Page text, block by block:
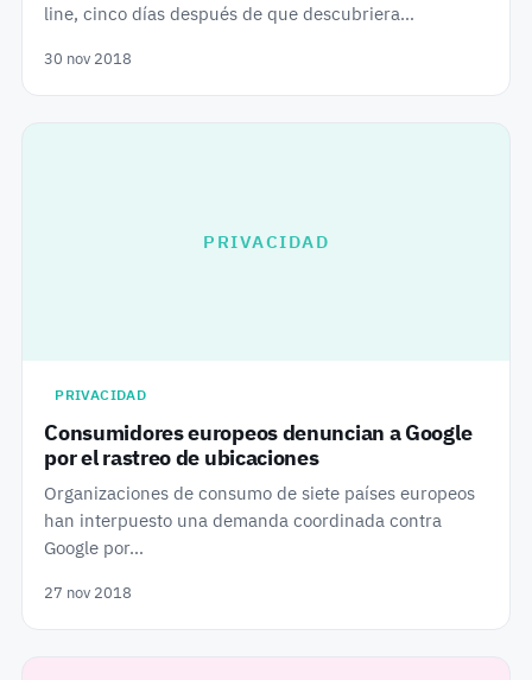
line, cinco días después de que descubriera…
30 nov 2018
PRIVACIDAD
PRIVACIDAD
Consumidores europeos denuncian a Google
por el rastreo de ubicaciones
Organizaciones de consumo de siete países europeos
han interpuesto una demanda coordinada contra
Google por…
27 nov 2018